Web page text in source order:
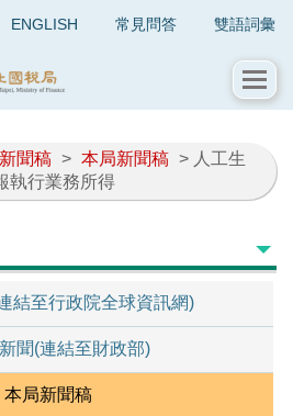
ENGLISH 常見問答 雙語詞彙
新聞稿 > 本局新聞稿 > 人工生
執行業務所得
結至行政院全球資訊網)
聞(連結至財政部)
本局新聞稿